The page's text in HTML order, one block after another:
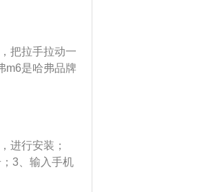
把拉手拉动一
m6是哈弗品牌
，轴距为2680
大功率是210
进行安装；
3、输入手机
即可对车辆